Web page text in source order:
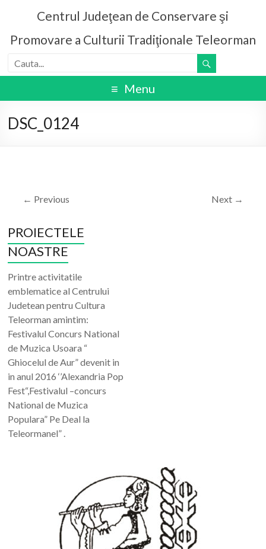
Centrul Judeţean de Conservare şi
Promovare a Culturii Tradiţionale Teleorman
Menu
DSC_0124
← Previous Next →
PROIECTELE
NOASTRE
Printre activitatile
emblematice al Centrului
Judetean pentru Cultura
Teleorman amintim:
Festivalul Concurs National
de Muzica Usoara “
Ghiocelul de Aur” devenit in
in anul 2016 ‘’Alexandria Pop
Fest“,Festivalul –concurs
National de Muzica
Populara” Pe Deal la
Teleormanel” .